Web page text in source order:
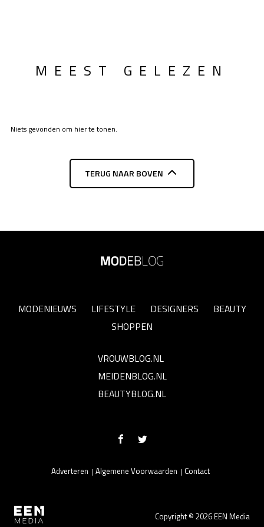
MEEST GELEZEN
Niets gevonden om hier te tonen.
TERUG NAAR BOVEN
MODENIEUWS LIFESTYLE DESIGNERS
BEAUTY
SHOPPEN
VROUWBLOG.NL
MEIDENBLOG.NL
BEAUTYBLOG.NL
Copyright © 2026 EEN Media
Adverteren Algemene Voorwaarden Contact